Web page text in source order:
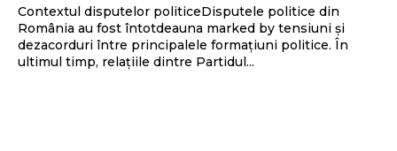
Contextul disputelor politiceDisputele politice din
România au fost întotdeauna marked by tensiuni și
dezacorduri între principalele formațiuni politice. În
ultimul timp, relațiile dintre Partidul...